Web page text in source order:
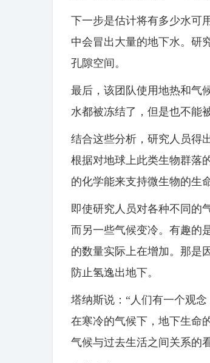
下一步是估计将有多少水可
中会冒出大量的地下水。研
孔隙空间。
最后，该团队使用地热和气
水都被冻结了，但是也不能
结合这些分析，研究人员得
根据对地球上此类生物群落
的化学能来支持微生物的生
即使研究人员对各种不同的
而另一些气候变冷。有趣的
的数量实际上在增加。那是
防止氢逸出地下。
塔纳斯说：“人们有一个观
在寒冷的气候下，地下生命
气候与过去生活之间关系的